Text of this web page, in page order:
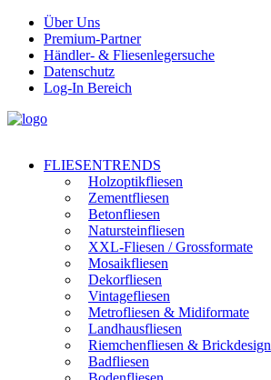
Über Uns
Premium-Partner
Händler- & Fliesenlegersuche
Datenschutz
Log-In Bereich
FLIESENTRENDS
Holzoptikfliesen
Zementfliesen
Betonfliesen
Natursteinfliesen
XXL-Fliesen / Grossformate
Mosaikfliesen
Dekorfliesen
Vintagefliesen
Metrofliesen & Midiformate
Landhausfliesen
Riemchenfliesen & Brickdesign
Badfliesen